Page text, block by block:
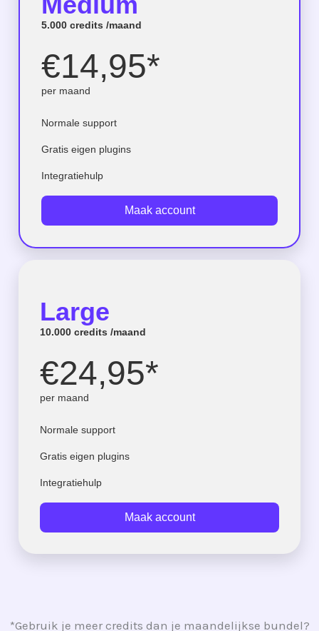
5.000 credits /maand
€14,95*
per maand
Normale support
Gratis eigen plugins
Integratiehulp
Maak account
Large
10.000 credits /maand
€24,95*
per maand
Normale support
Gratis eigen plugins
Integratiehulp
Maak account
*Gebruik je meer credits dan je maandelijkse bundel?